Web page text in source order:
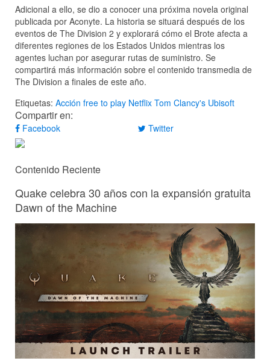
Adicional a ello, se dio a conocer una próxima novela original
publicada por Aconyte. La historia se situará después de los
eventos de The Division 2 y explorará cómo el Brote afecta a
diferentes regiones de los Estados Unidos mientras los
agentes luchan por asegurar rutas de suministro. Se
compartirá más información sobre el contenido transmedia de
The Division a finales de este año.
Etiquetas: Acción free to play Netflix Tom Clancy's Ubisoft
Compartir en:
Facebook Twitter
Contenido Reciente
Quake celebra 30 años con la expansión gratuita
Dawn of the Machine